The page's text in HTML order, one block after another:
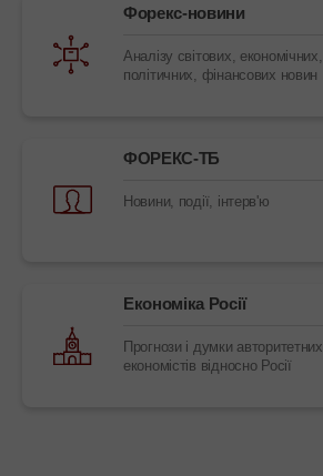
Форекс-новини
Аналізу світових, економічних,
політичних, фінансових новин
ФОРЕКС-ТБ
Новини, події, інтерв'ю
Економіка Росії
Прогнози і думки авторитетних
економістів відносно Росії